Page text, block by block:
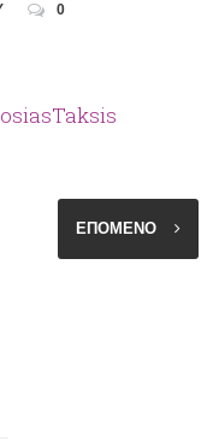
0
ΕΠΟΜΕΝΟ